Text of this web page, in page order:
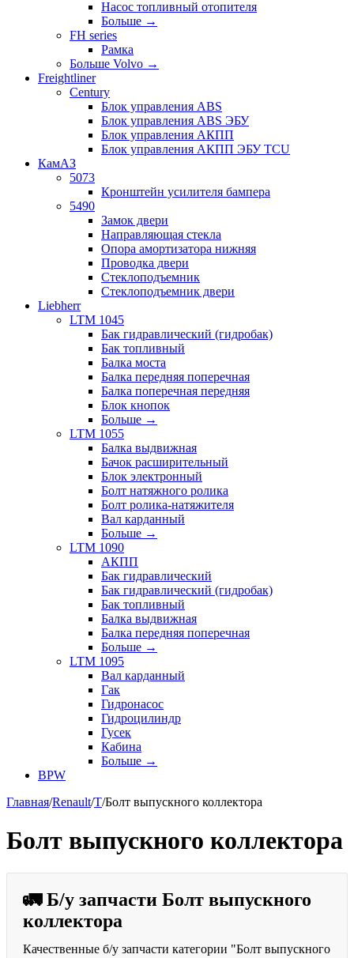
Насос топливный отопителя
Больше →
FH series
Рамка
Больше Volvo →
Freightliner
Century
Блок управления ABS
Блок управления ABS ЭБУ
Блок управления АКПП
Блок управления АКПП ЭБУ TCU
КамАЗ
5073
Кронштейн усилителя бампера
5490
Замок двери
Направляющая стекла
Опора амортизатора нижняя
Проводка двери
Стеклоподъемник
Стеклоподъемник двери
Liebherr
LTM 1045
Бак гидравлический (гидробак)
Бак топливный
Балка моста
Балка передняя поперечная
Балка поперечная передняя
Блок кнопок
Больше →
LTM 1055
Балка выдвижная
Бачок расширительный
Блок электронный
Болт натяжного ролика
Болт ролика-натяжителя
Вал карданный
Больше →
LTM 1090
АКПП
Бак гидравлический
Бак гидравлический (гидробак)
Бак топливный
Балка выдвижная
Балка передняя поперечная
Больше →
LTM 1095
Вал карданный
Гак
Гидронасос
Гидроцилиндр
Гусек
Кабина
Больше →
BPW
Главная/Renault/T/Болт выпускного коллектора
Болт выпускного коллектора
🚛 Б/у запчасти Болт выпускного
коллектора
Качественные б/у запчасти категории "Болт выпускного